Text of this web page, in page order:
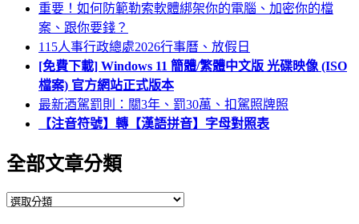
重要！如何防範勒索軟體綁架你的電腦、加密你的檔
案、跟你要錢？
115人事行政總處2026行事曆、放假日
[免費下載] Windows 11 簡體/繁體中文版 光碟映像 (ISO
檔案) 官方網站正式版本
最新酒駕罰則：關3年、罰30萬、扣駕照牌照
【注音符號】轉【漢語拼音】字母對照表
全部文章分類
全